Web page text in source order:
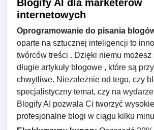
Blogify AI dla marketerów
internetowych
Oprogramowanie do pisania
oparte na sztucznej inteligencji to
twórców treści . Dzięki niemu możesz
długie artykuły blogowe , które są
chwytliwe. Niezależnie od tego, czy
specjalistyczny temat, czy na
Blogify AI pozwala Ci tworzyć
profesjonalne blogi w ciągu kilku